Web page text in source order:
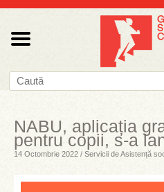
NABU, aplicația
pentru copii, s-a
14 Octombrie 2022 / Servicii de Asistență